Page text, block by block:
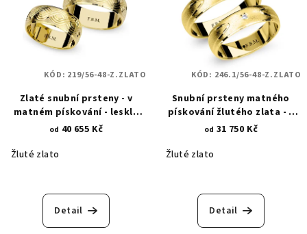
Zlaté snubní prsteny - v
matném pískování - lesklé
od 40 655 Kč
Žluté zlato
Detail
KÓD: 219/56-48-Z.ZLATO
Snubní prsteny matného
pískování žlutého zlata - s
lesklým rytím a zirkony 246.1
od 31 750 Kč
Žluté zlato
Detail
KÓD: 246.1/56-48-Z.ZLATO